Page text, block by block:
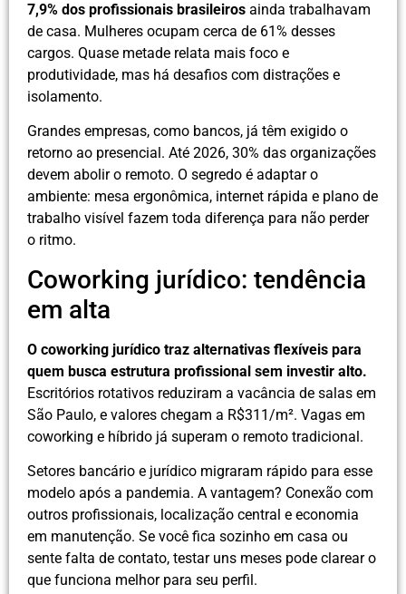
7,9% dos profissionais brasileiros ainda trabalhavam
de casa. Mulheres ocupam cerca de 61% desses
cargos. Quase metade relata mais foco e
produtividade, mas há desafios com distrações e
isolamento.
Grandes empresas, como bancos, já têm exigido o
retorno ao presencial. Até 2026, 30% das organizações
devem abolir o remoto. O segredo é adaptar o
ambiente: mesa ergonômica, internet rápida e plano de
trabalho visível fazem toda diferença para não perder
o ritmo.
Coworking jurídico: tendência
em alta
O coworking jurídico traz alternativas flexíveis para
quem busca estrutura profissional sem investir alto.
Escritórios rotativos reduziram a vacância de salas em
São Paulo, e valores chegam a R$311/m². Vagas em
coworking e híbrido já superam o remoto tradicional.
Setores bancário e jurídico migraram rápido para esse
modelo após a pandemia. A vantagem? Conexão com
outros profissionais, localização central e economia
em manutenção. Se você fica sozinho em casa ou
sente falta de contato, testar uns meses pode clarear o
que funciona melhor para seu perfil.